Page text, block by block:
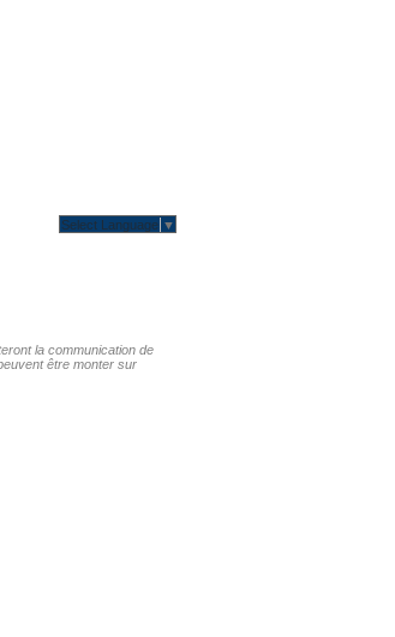
Select Language ▼
la communication de
être monter sur